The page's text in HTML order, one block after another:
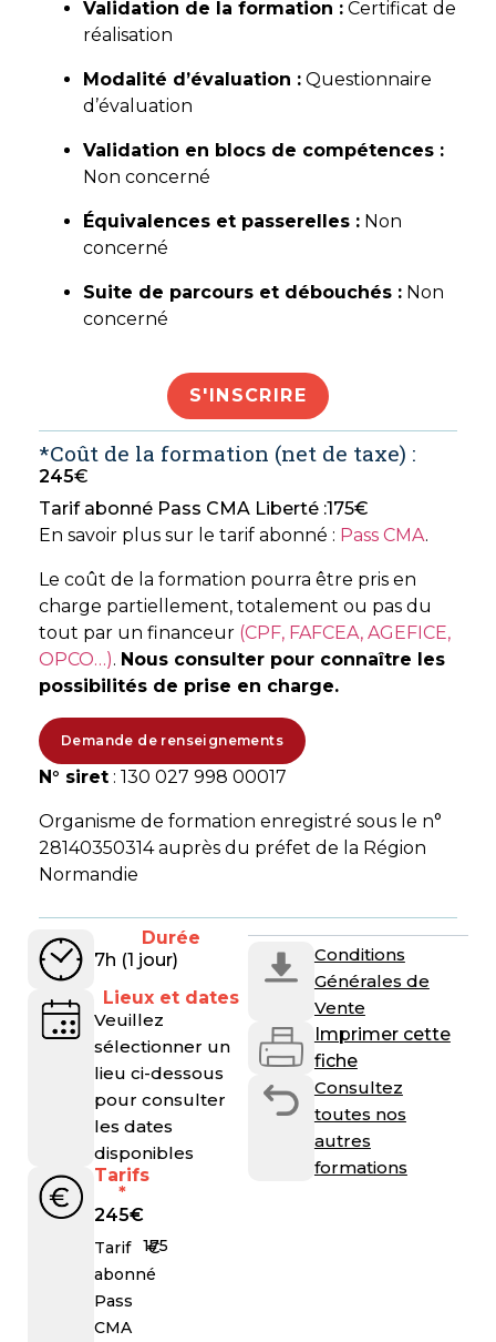
Validation de la formation : Certificat de
réalisation
Modalité d’évaluation : Questionnaire
d’évaluation
Validation en blocs de compétences :
Non concerné
Équivalences et passerelles : Non
concerné
Suite de parcours et débouchés : Non
concerné
S'INSCRIRE
*Coût de la formation (net de taxe) :
245€
Tarif abonné Pass CMA Liberté :175€
En savoir plus sur le tarif abonné : Pass CMA.
Le coût de la formation pourra être pris en
charge partiellement, totalement ou pas du
tout par un financeur (CPF, FAFCEA, AGEFICE,
OPCO…). Nous consulter pour connaître les
possibilités de prise en charge.
Demande de renseignements
N° siret : 130 027 998 00017
Organisme de formation enregistré sous le n°
28140350314 auprès du préfet de la Région
Normandie
Durée
7h (1 jour)
Lieux et dates
Veuillez
sélectionner un
lieu ci-dessous
pour consulter
les dates
disponibles
Tarifs
*
245€
Tarif
abonné
Pass
CMA
175
€
Conditions
Générales de
Vente
Imprimer cette
fiche
Consultez
toutes nos
autres
formations